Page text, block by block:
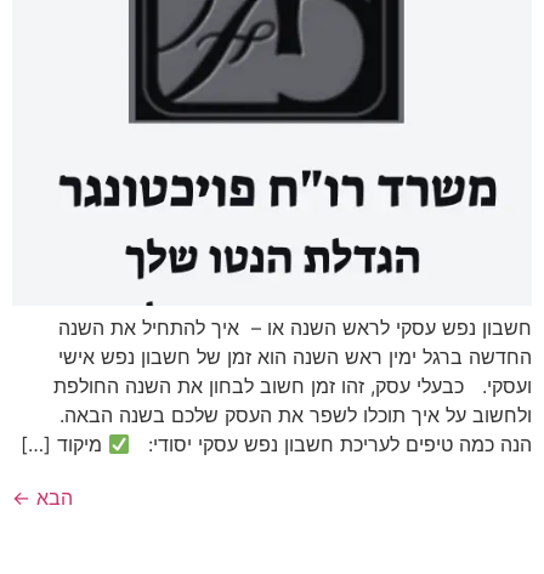
חשבון נפש עסקי לראש השנה או – איך להתחיל את השנה
החדשה ברגל ימין ראש השנה הוא זמן של חשבון נפש אישי
ועסקי. כבעלי עסק, זהו זמן חשוב לבחון את השנה החולפת
ולחשוב על איך תוכלו לשפר את העסק שלכם בשנה הבאה.
הנה כמה טיפים לעריכת חשבון נפש עסקי יסודי:
מיקוד […]
הבא ←